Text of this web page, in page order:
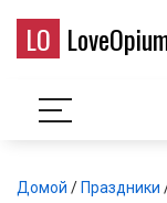
LO
Домой / Праздники